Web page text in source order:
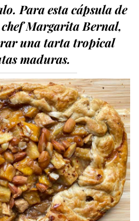
Para esta cápsula de
Margarita Bernal,
una tarta tropical
maduras.